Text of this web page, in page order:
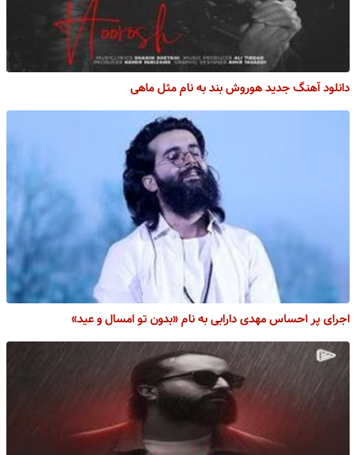
دانلود آهنگ جدید هوروش بند به نام مثل ماهی
اجرای پر احساس مهدی دارابی به نام «بدون تو امسال و عید»